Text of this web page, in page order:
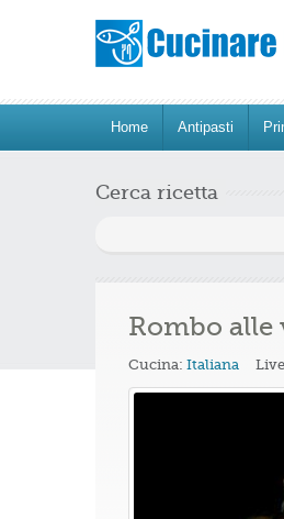
Home Antipasti
Cerca ricetta
Rombo alle
Cucina: Italiana